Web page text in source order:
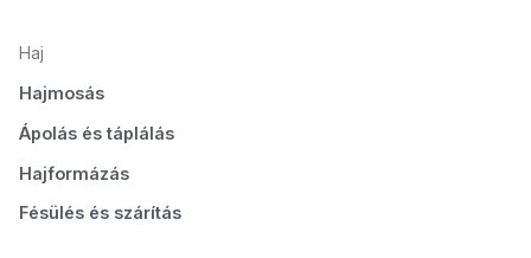
Haj
Hajmosás
Ápolás és táplálás
Hajformázás
Fésülés és szárítás